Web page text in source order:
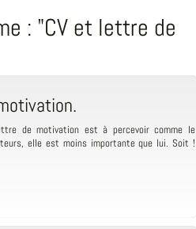
: "CV et lettre de
de motivation est à percevoir comme le
elle est moins importante que lui. Soit !